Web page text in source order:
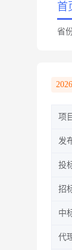
首
省
项
发
投
招
中
代